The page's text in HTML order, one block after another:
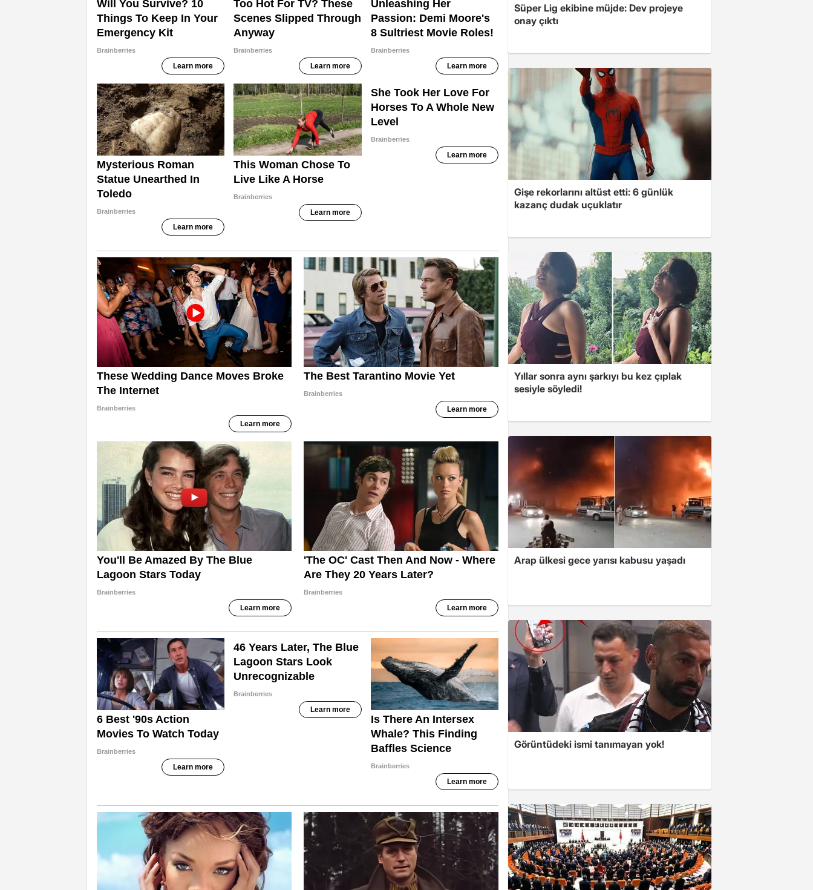
Süper Lig ekibine müjde: Dev projeye
onay çıktı
Gişe rekorlarını altüst etti: 6 günlük
kazanç dudak uçuklatır
Yıllar sonra aynı şarkıyı bu kez çıplak
sesiyle söyledi!
Arap ülkesi gece yarısı kabusu yaşadı
Görüntüdeki ismi tanımayan yok!